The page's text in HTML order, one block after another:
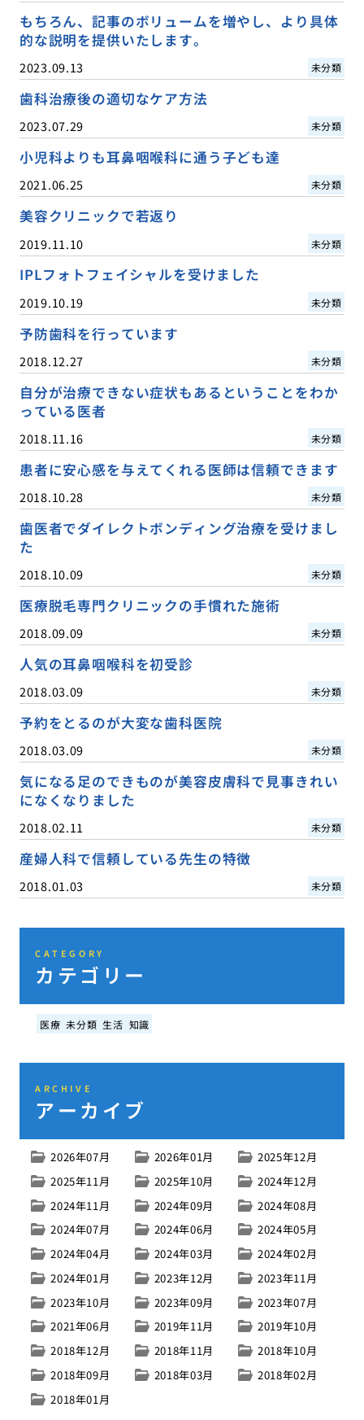
もちろん、記事のボリュームを増やし、より具体
的な説明を提供いたします。
2023.09.13 未分類
歯科治療後の適切なケア方法
2023.07.29 未分類
小児科よりも耳鼻咽喉科に通う子ども達
2021.06.25 未分類
美容クリニックで若返り
2019.11.10 未分類
IPLフォトフェイシャルを受けました
2019.10.19 未分類
予防歯科を行っています
2018.12.27 未分類
自分が治療できない症状もあるということをわか
っている医者
2018.11.16 未分類
患者に安心感を与えてくれる医師は信頼できます
2018.10.28 未分類
歯医者でダイレクトボンディング治療を受けまし
た
2018.10.09 未分類
医療脱毛専門クリニックの手慣れた施術
2018.09.09 未分類
人気の耳鼻咽喉科を初受診
2018.03.09 未分類
予約をとるのが大変な歯科医院
2018.03.09 未分類
気になる足のできものが美容皮膚科で見事きれい
になくなりました
2018.02.11 未分類
産婦人科で信頼している先生の特徴
2018.01.03 未分類
CATEGORY
カテゴリー
医療 未分類 生活 知識
ARCHIVE
アーカイブ
2026年07月 2026年01月
2025年12月
2025年11月
2025年10月
2024年12月
2024年11月
2024年09月
2024年08月
2024年07月
2024年06月
2024年05月
2024年04月
2024年03月
2024年02月
2024年01月
2023年12月
2023年11月
2023年10月
2023年09月
2023年07月
2021年06月
2019年11月
2019年10月
2018年12月
2018年11月
2018年10月
2018年09月
2018年03月
2018年02月
2018年01月